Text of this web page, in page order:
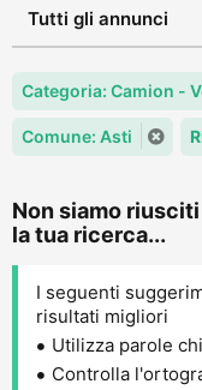
Tutti gli annunci
Categoria: Camion -
Comune: Asti
Non siamo
la tua ricerca...
I seguenti
risultati migliori
Utilizza parole
Controlla